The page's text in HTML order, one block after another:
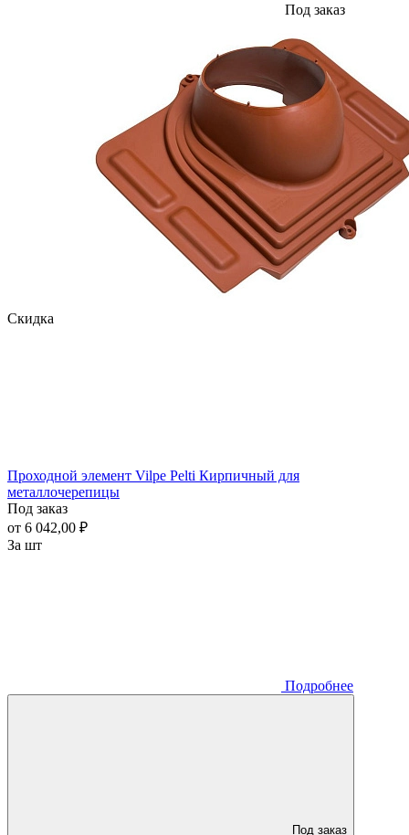
Под заказ
Скидка
Проходной элемент Vilpe Pelti Кирпичный для
металлочерепицы
Под заказ
от 6 042,00 ₽
За шт
Подробнее
Под заказ